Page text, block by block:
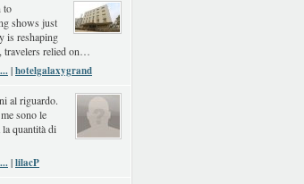
to
shows just
is reshaping
relied on…
|hotelgalaxygrand
al riguardo.
sono le
quantità di
|lilacP